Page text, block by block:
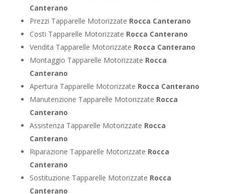
Canterano
Prezzi Tapparelle Motorizzate Rocca Canterano
Costi Tapparelle Motorizzate Rocca Canterano
Vendita Tapparelle Motorizzate Rocca Canterano
Montaggio Tapparelle Motorizzate Rocca
Canterano
Apertura Tapparelle Motorizzate Rocca Canterano
Manutenzione Tapparelle Motorizzate Rocca
Canterano
Assistenza Tapparelle Motorizzate Rocca
Canterano
Riparazione Tapparelle Motorizzate Rocca
Canterano
Sostituzione Tapparelle Motorizzate Rocca
Canterano